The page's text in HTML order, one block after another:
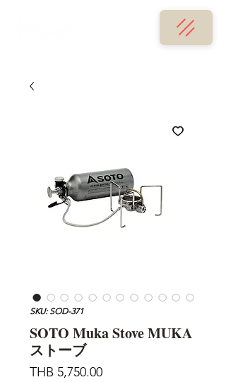
SKU: SOD-371
SOTO Muka Stove MUKA
ストーブ
THB 5,750.00가